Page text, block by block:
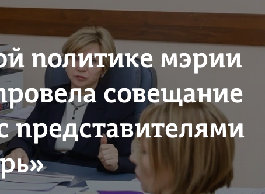
политике мэрии
совещание
представителями